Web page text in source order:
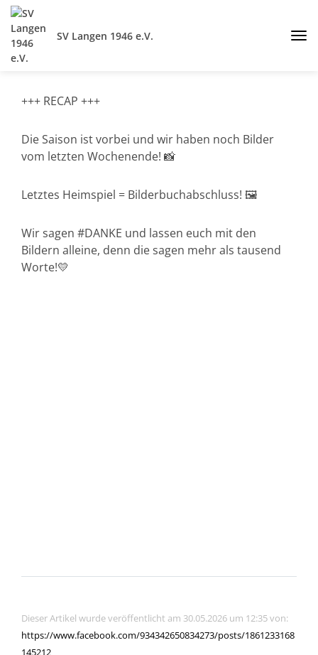
SV Langen 1946 e.V.
+++ RECAP +++
Die Saison ist vorbei und wir haben noch Bilder
vom letzten Wochenende! 📸
Letztes Heimspiel = Bilderbuchabschluss! 🖼️
Wir sagen #DANKE und lassen euch mit den
Bildern alleine, denn die sagen mehr als tausend
Worte!💛
Dieser Artikel wurde veröffentlicht am 30.05.2026 um 12:35 von:
https://www.facebook.com/934342650834273/posts/1861233168
145212